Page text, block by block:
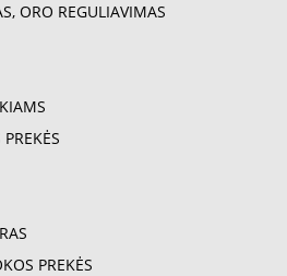
ORO REGULIAVIMAS
PREKĖS